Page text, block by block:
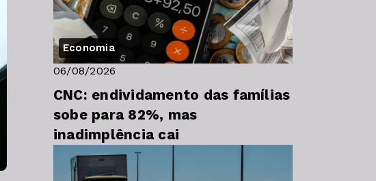
Economia
06/08/2026
CNC: endividamento das famílias
sobe para 82%, mas
inadimplência cai